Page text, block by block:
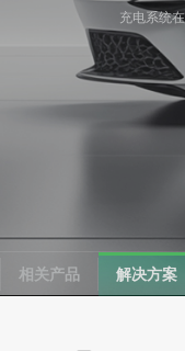
充电系统
相关产品 解决方案